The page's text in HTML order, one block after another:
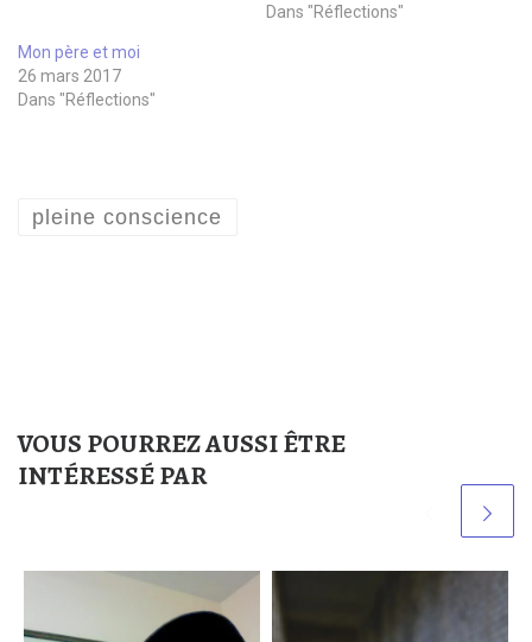
Dans "Réflections"
Mon père et moi
26 mars 2017
Dans "Réflections"
pleine conscience
VOUS POURREZ AUSSI ÊTRE
INTÉRESSÉ PAR